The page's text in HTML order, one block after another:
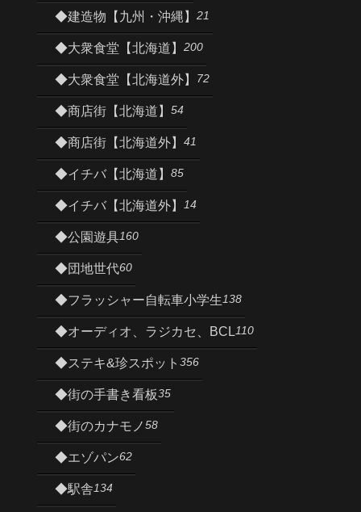
◆建造物【九州・沖縄】 21
◆大衆食堂【北海道】 200
◆大衆食堂【北海道外】 72
◆商店街【北海道】 54
◆商店街【北海道外】 41
◆イチバ【北海道】 85
◆イチバ【北海道外】 14
◆公園遊具160
◆団地世代60
◆フラッシャー自転車小学生138
◆オーディオ、ラジカセ、BCL110
◆ステキ&珍スポット 356
◆街の手書き看板35
◆街のカナモノ58
◆エゾパン62
◆駅舎134